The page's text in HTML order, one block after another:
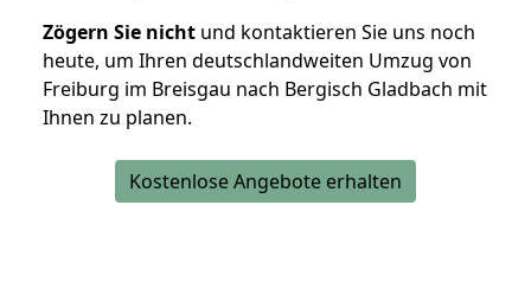
Zögern Sie nicht und kontaktieren Sie uns noch
heute, um Ihren deutschlandweiten Umzug von
Freiburg im Breisgau nach Bergisch Gladbach mit
Ihnen zu planen.
Kostenlose Angebote erhalten